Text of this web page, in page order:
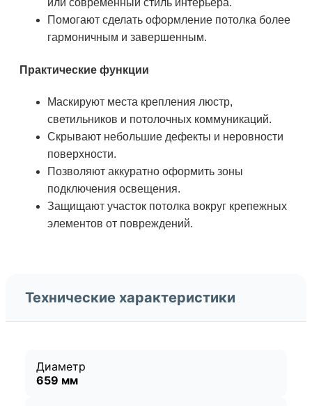
или современный стиль интерьера.
Помогают сделать оформление потолка более
гармоничным и завершенным.
Практические функции
Маскируют места крепления люстр,
светильников и потолочных коммуникаций.
Скрывают небольшие дефекты и неровности
поверхности.
Позволяют аккуратно оформить зоны
подключения освещения.
Защищают участок потолка вокруг крепежных
элементов от повреждений.
Технические характеристики
Диаметр
659 мм